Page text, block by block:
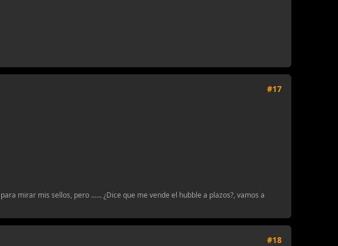
#17
mirar mis sellos, pero ...... ¿Dice que me vende el hubble a plazos?, vamos a
#18